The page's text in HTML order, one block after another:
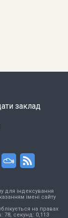
заклад
для індексування
імені сайту
на правах
78, секунд: 0,113